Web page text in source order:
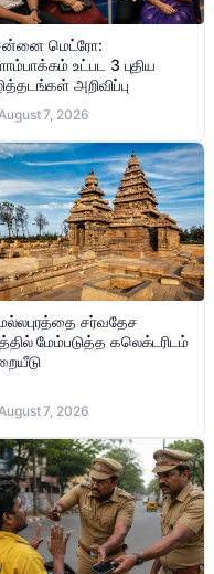
மெட்ரோ:
உட்பட 3 புதிய
அறிவிப்பு
7, 2026
சர்வதேச
மேம்படுத்த கலெக்டரிடம்
August 7, 2026